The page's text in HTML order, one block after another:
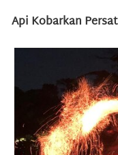
Api Kobarkan